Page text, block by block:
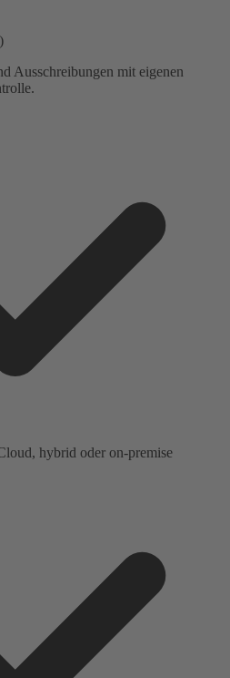
Ausschreibungen mit eigenen
hybrid oder on-premise